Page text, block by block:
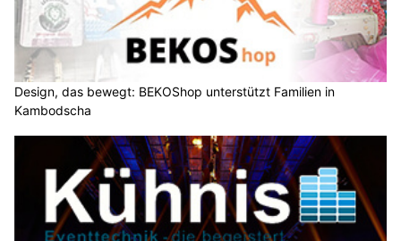
Design, das bewegt: BEKOShop unterstützt Familien in
Kambodscha